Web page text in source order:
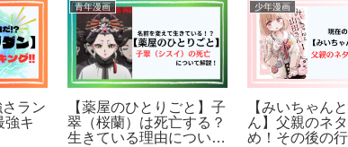
少年漫画
【杖と剣のウィストリ
ア】ロスティの正体と
は？死亡説や性別につい
女性漫画
【cocoon ～ある夏の少
女たちより～】は何でど
こで見れる？原作漫画に